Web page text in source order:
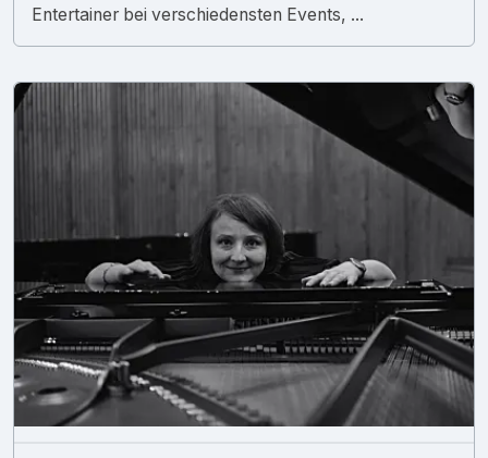
Entertainer bei verschiedensten Events, ...